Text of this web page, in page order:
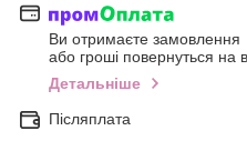
Ви отримаєте замовлення
або гроші повернуться на
Детальніше
Післяплата